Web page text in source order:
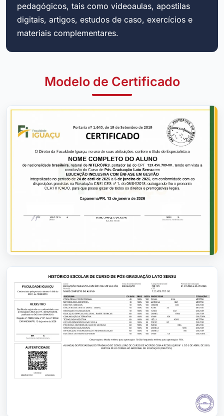
pedagógicos, tais como videoaulas, apostilas
digitais, artigos, estudos de caso, exercícios e
materiais complementares.
Modelo de Certificado